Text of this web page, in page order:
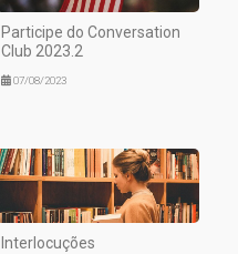
Participe do Conversation
Club 2023.2
07/08/2023
Interlocuções